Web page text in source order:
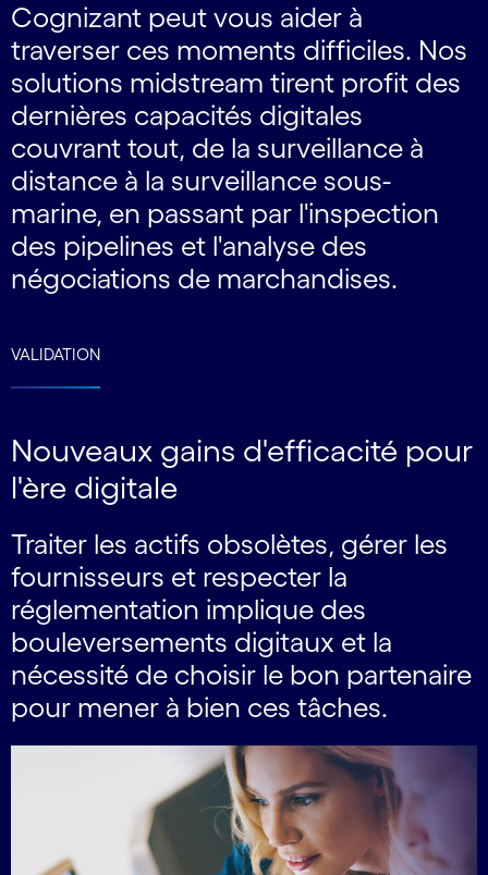
Cognizant peut vous aider à
traverser ces moments difficiles. Nos
solutions midstream tirent profit des
dernières capacités digitales
couvrant tout, de la surveillance à
distance à la surveillance sous-
marine, en passant par l'inspection
des pipelines et l'analyse des
négociations de marchandises.
VALIDATION
Nouveaux gains d'efficacité pour
l'ère digitale
Traiter les actifs obsolètes, gérer les
fournisseurs et respecter la
réglementation implique des
bouleversements digitaux et la
nécessité de choisir le bon partenaire
pour mener à bien ces tâches.